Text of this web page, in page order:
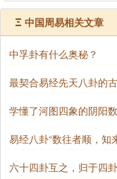
式来经营我们。
4、什么是阴阳
较容易理解，但是
又是一门学说，我
牛角尖的习惯，可
狭隘的看待事和物。
同时阴阳规律也
Ξ 中国周易相关文章
中孚卦有什么奥秘？
最契合易经先天八卦的
学懂了河图四象的阴阳
易经八卦“数往者顺，知
六十四卦互之，归于四